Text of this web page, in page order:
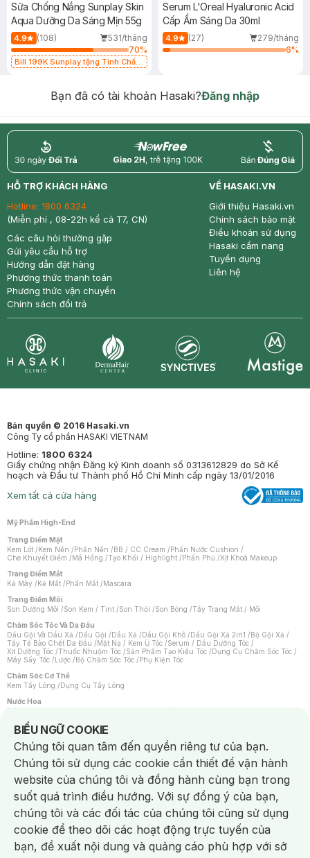
Sữa Chống Nắng Sunplay Skin
Aqua Dưỡng Da Sáng Mịn 55g
4.9 (108)
531/tháng
70%
Bill 199K Sunplay tặng Tinh Chất
Serum L'Oreal Hyaluronic Acid
Cấp Ẩm Sáng Da 30ml
4.9 (27)
279/tháng
6%
Bạn đã có tài khoản Hasaki?Đăng nhập
return nowfree price
HỖ TRỢ KHÁCH HÀNG
Hotline: 1800 6324
(Miễn phí , 08-22h kể cả T7, CN)
Các câu hỏi thường gặp
Gửi yêu cầu hỗ trợ
Hướng dẫn đặt hàng
Phương thức thanh toán
Phương thức vận chuyển
Chính sách đổi trả
VỀ HASAKI.VN
Giới thiệu Hasaki.vn
Chính sách bảo mật
Điều khoản sử dụng
Hasaki cẩm nang
Tuyển dụng
Liên hệ
Bản quyền © 2016 Hasaki.vn
Công Ty cổ phần HASAKI VIETNAM
Hotline: 1800 6324
Giấy chứng nhận Đăng ký Kinh doanh số 0313612829 do Sở Kế
hoạch và Đầu tư Thành phố Hồ Chí Minh cấp ngày 13/01/2016
Xem tất cả cửa hàng
Mỹ Phẩm High-End
Trang Điểm Mặt
Kem Lót /Kem Nền /Phấn Nền /BB / CC Cream /Phấn Nước Cushion /
Che Khuyết Điểm /Má Hồng /Tạo Khối / Highlight /Phấn Phủ /Xịt Khoá Makeup
Trang Điểm Mắt
Kẻ Mày /Kẻ Mắt /Phấn Mắt /Mascara
Trang Điểm Môi
Son Dưỡng Môi /Son Kem / Tint /Son Thỏi /Son Bóng /Tẩy Trang Mắt / Môi
Chăm Sóc Tóc Và Da Đầu
Dầu Gội Và Dầu Xả /Dầu Gội /Dầu Xả /Dầu Gội Khô /Dầu Gội Xả 2in1 /Bộ Gội Xả /
Tẩy Tế Bào Chết Da Đầu /Mặt Nạ / Kem Ủ Tóc /Serum / Dầu Dưỡng Tóc /
Xịt Dưỡng Tóc /Thuốc Nhuộm Tóc /Sản Phẩm Tạo Kiểu Tóc /Dụng Cụ Chăm Sóc Tóc /
Máy Sấy Tóc /Lược /Bộ Chăm Sóc Tóc /Phụ Kiện Tóc
Chăm Sóc Cơ Thể
Kem Tẩy Lông /Dụng Cụ Tẩy Lông
Nước Hoa
Nước Hoa Nữ
Chăm Sóc Cá Nhân
Chống Muỗi /Khẩu Trang /Máy Massage/Mặt Nạ Xông Hơi /Nước Rửa Tay/
Sản Phẩm Chăm Sóc Khác /Bàn Chải Đánh Răng /Bàn Chải Điện/
Hỗ Trợ Trắng Răng/Kem Đánh Răng /Máy Tăm Nước/ Nước Súc Miệng/
Tăm / Chỉ Nha Khoa/ Xịt Thơm Miệng / Dung Dịch Vệ Sinh/Dưỡng Vùng Kín/
Khăn Ướt Vệ Sinh Vùng Kín/Băng Vệ Sinh/Tampon/Bọt Cạo Râu /Dao Cạo Râu/
Máy Cạo Râu
Vấn Đề Về Da
Da Dầu / Lỗ Chân Lông To/ Da Khô / Mất Nước/ Da Lão Hóa/ Da Mụn/
Da Nhạy Cảm / Kích Ứng
Da Xỉn Màu Thâm / Nám / Tàn Nhang
Quầng Thâm & Bọng Mắt /Sẹo /Viêm Da Cơ Địa
Dụng Cụ / Phụ Kiện Chăm Sóc Da
Bông Tẩy Trang
Khăn Lau Mặt Khô Dụng Cụ / Máy Rửa Mặt Máy Chăm Sóc Da
BIỂU NGỮ COOKIE
Notice about cookies usage
Chúng tôi quan tâm đến quyền riêng tư của bạn.
Chúng tôi sử dụng các cookie cần thiết để vận hành
website của chúng tôi và đồng hành cùng bạn trong
suốt quá trình điều hướng. Với sự đồng ý của bạn,
chúng tôi và các đối tác của chúng tôi cũng sử dụng
cookie để theo dõi các hoạt động trực tuyến của
bạn, đề xuất nội dung và quảng cáo phù hợp với sở